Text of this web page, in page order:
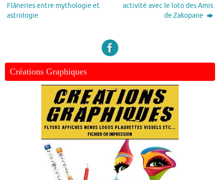
Flâneries entre mythologie et
astrologie
activité avec le loto des Amis
de Zakopane
Créations Graphiques